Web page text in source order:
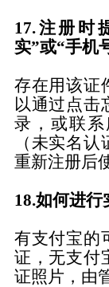
17.注册时
实”或“手机
存在用该证
以通过点击
录，或联系
（未实名
重新注册后
18.如何进行
有支付宝的
证，无支付
证照片，由